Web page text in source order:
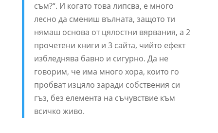
съм?“. И когато това липсва, е много
лесно да смениш вълната, защото ти
нямаш основа от цялостни вярвания, а 2
прочетени книги и 3 сайта, чийто ефект
избледнява бавно и сигурно. Да не
говорим, че има много хора, които го
пробват изцяло заради собствения си
гъз, без елемента на съчувствие към
всичко живо.